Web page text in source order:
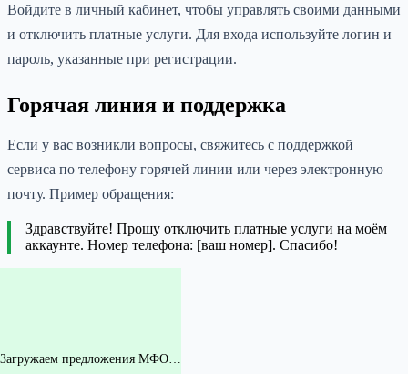
Войдите в личный кабинет, чтобы управлять своими данными
и отключить платные услуги. Для входа используйте логин и
пароль, указанные при регистрации.
Горячая линия и поддержка
Если у вас возникли вопросы, свяжитесь с поддержкой
сервиса по телефону горячей линии или через электронную
почту. Пример обращения:
Здравствуйте! Прошу отключить платные услуги на моём
аккаунте. Номер телефона: [ваш номер]. Спасибо!
Загружаем предложения МФО…